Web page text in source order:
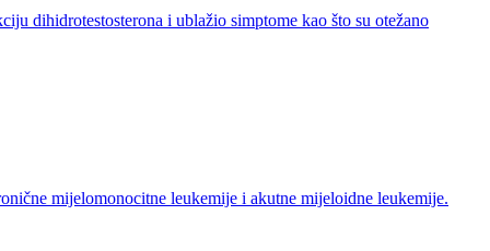
dihidrotestosterona i ublažio simptome kao što su otežano
mijelomonocitne leukemije i akutne mijeloidne leukemije.